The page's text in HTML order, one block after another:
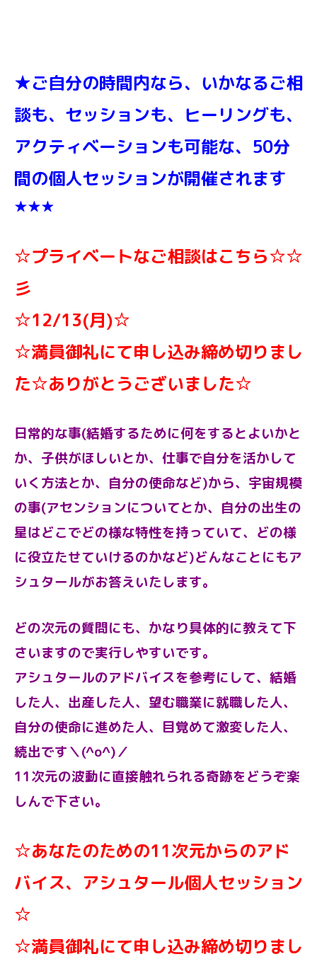
★ご自分の時間内なら、いかなるご相
談も、セッションも、ヒーリングも、
アクティベーションも可能な、50分
間の個人セッションが開催されます
★★★
☆プライベートなご相談はこちら☆☆
彡
☆12/13(月)☆
☆満員御礼にて申し込み締め切りまし
た☆ありがとうございました☆
日常的な事(結婚するために何をするとよいかと
か、子供がほしいとか、仕事で自分を活かして
いく方法とか、自分の使命など)から、宇宙規模
の事(アセンションについてとか、自分の出生の
星はどこでどの様な特性を持っていて、どの様
に役立たせていけるのかなど)どんなことにもア
シュタールがお答えいたします。
どの次元の質問にも、かなり具体的に教えて下
さいますので実行しやすいです。
アシュタールのアドバイスを参考にして、結婚
した人、出産した人、望む職業に就職した人、
自分の使命に進めた人、目覚めて激変した人、
続出です＼(^o^)／
11次元の波動に直接触れられる奇跡をどうぞ楽
しんで下さい。
☆あなたのための11次元からのアド
バイス、アシュタール個人セッション
☆
☆満員御礼にて申し込み締め切りまし